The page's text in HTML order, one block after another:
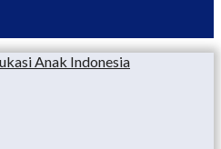
Anak Indonesia